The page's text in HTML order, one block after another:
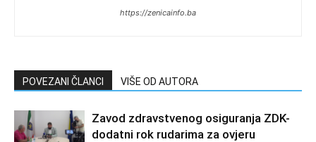
https://zenicainfo.ba
POVEZANI ČLANCI VIŠE OD AUTORA
Zavod zdravstvenog osiguranja ZDK-
dodatni rok rudarima za ovjeru